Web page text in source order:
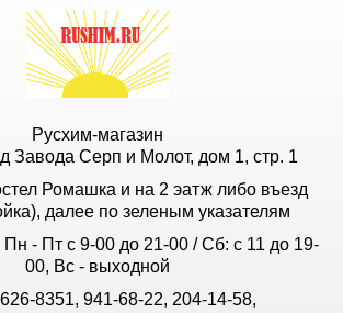
Русхим-магазин
Завода Серп и Молот, дом 1, стр. 1
Ромашка и на 2 эатж либо въезд
далее по зеленым указателям
- Пт с 9-00 до 21-00 / Сб: с 11 до 19-
00, Вс - выходной
8351, 941-68-22, 204-14-58,